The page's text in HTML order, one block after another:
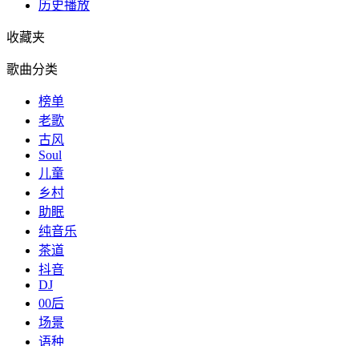
历史播放
收藏夹
歌曲分类
榜单
老歌
古风
Soul
儿童
乡村
助眠
纯音乐
茶道
抖音
DJ
00后
场景
语种